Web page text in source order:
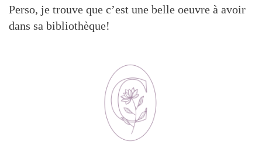
Perso, je trouve que c’est une belle oeuvre à avoir
dans sa bibliothèque!